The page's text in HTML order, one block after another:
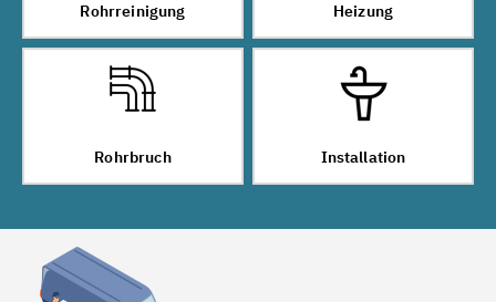
Rohrreinigung Heizung
Rohrbruch Installation